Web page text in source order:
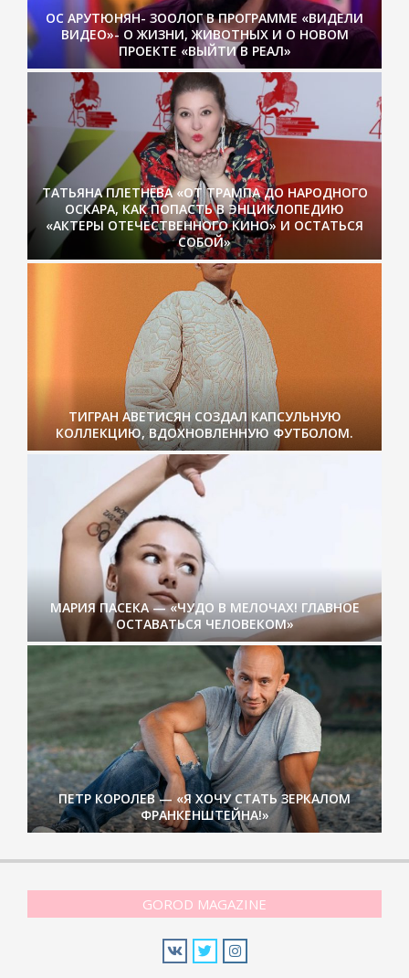
ОС АРУТЮНЯН- ЗООЛОГ В ПРОГРАММЕ «ВИДЕЛИ
ВИДЕО»- О ЖИЗНИ, ЖИВОТНЫХ И О НОВОМ
ПРОЕКТЕ «ВЫЙТИ В РЕАЛ»
ТАТЬЯНА ПЛЕТНЁВА «ОТ ТРАМПА ДО НАРОДНОГО
ОСКАРА, КАК ПОПАСТЬ В ЭНЦИКЛОПЕДИЮ
«АКТЕРЫ ОТЕЧЕСТВЕННОГО КИНО» И ОСТАТЬСЯ
СОБОЙ»
ТИГРАН АВЕТИСЯН СОЗДАЛ КАПСУЛЬНУЮ
КОЛЛЕКЦИЮ, ВДОХНОВЛЕННУЮ ФУТБОЛОМ.
МАРИЯ ПАСЕКА — «ЧУДО В МЕЛОЧАХ! ГЛАВНОЕ
ОСТАВАТЬСЯ ЧЕЛОВЕКОМ»
ПЕТР КОРОЛЕВ — «Я ХОЧУ СТАТЬ ЗЕРКАЛОМ
ФРАНКЕНШТЕЙНА!»
GOROD MAGAZINE